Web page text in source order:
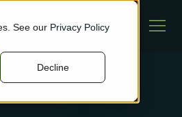
See our Privacy Policy
Decline